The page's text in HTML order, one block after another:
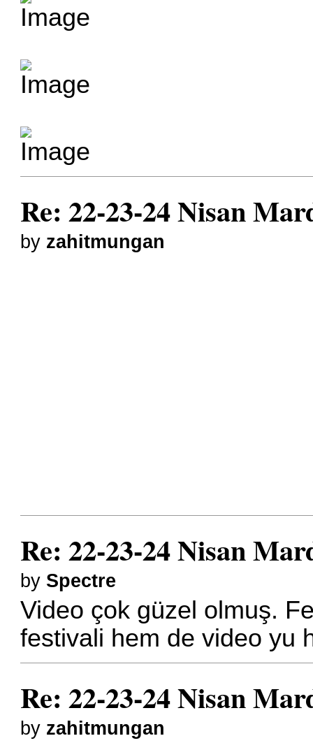
Re: 22-23-24 Nisan
by zahitmungan
Re: 22-23-24 Nisan
by Spectre
Video çok güzel olmuş.
festivali hem de video yu
Re: 22-23-24 Nisan
by zahitmungan